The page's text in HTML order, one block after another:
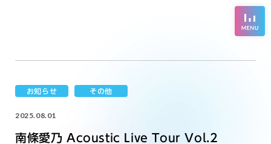
お知らせ その他
2025.08.01
南條愛乃 Acoustic Live Tour Vol.2